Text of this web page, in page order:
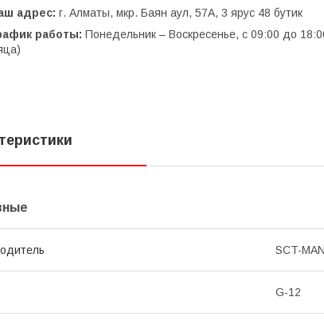
адрес: г. Алматы, мкр. Баян аул, 57А, 3 ярус 48 бутик
работы: Понедельник – Воскресенье, с 09:00 до
SCT-
G-12